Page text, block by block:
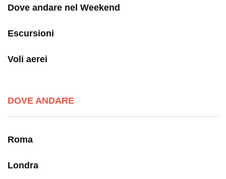
Dove andare nel Weekend
Escursioni
Voli aerei
DOVE ANDARE
Roma
Londra